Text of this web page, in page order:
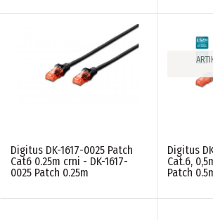
Digitus DK-1617-0025 Patch
Cat6 0.25m crni - DK-1617-
0025 Patch 0.25m
Digitus
Cat.6,
Patch